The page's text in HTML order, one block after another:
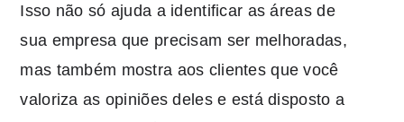
Isso não só ajuda a identificar as áreas de
sua empresa que precisam ser melhoradas,
mas também mostra aos clientes que você
valoriza as opiniões deles e está disposto a